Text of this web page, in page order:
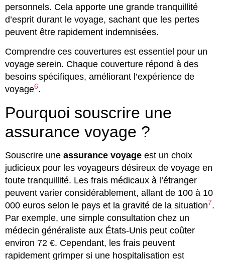
personnels. Cela apporte une grande tranquillité
d’esprit durant le voyage, sachant que les pertes
peuvent être rapidement indemnisées.
Comprendre ces couvertures est essentiel pour un
voyage serein. Chaque couverture répond à des
besoins spécifiques, améliorant l’expérience de
voyage6.
Pourquoi souscrire une
assurance voyage ?
Souscrire une assurance voyage est un choix
judicieux pour les voyageurs désireux de voyage en
toute tranquillité. Les frais médicaux à l’étranger
peuvent varier considérablement, allant de 100 à 10
000 euros selon le pays et la gravité de la situation7.
Par exemple, une simple consultation chez un
médecin généraliste aux États-Unis peut coûter
environ 72 €. Cependant, les frais peuvent
rapidement grimper si une hospitalisation est